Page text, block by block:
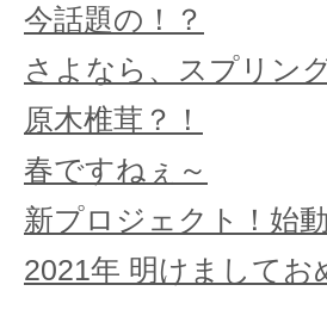
今話題の！？
さよなら、スプリン
原木椎茸？！
春ですねぇ～
新プロジェクト！始動
2021年 明けまして